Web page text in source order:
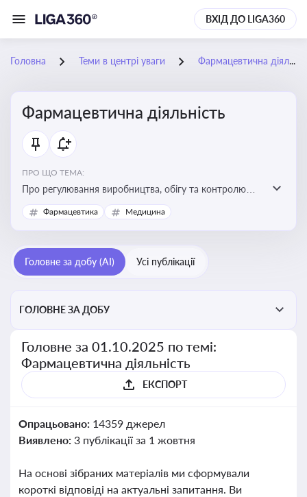
ВХІД ДО LIGA360
Головна Теми в центрі уваги Фармацевтична діяльність
Фармацевтична діяльність
ПРО ЩО ТЕМА:
Про регулювання виробництва, обігу та контролю
лікарських засобів для легальної роботи компаній та
аптек, з дотриманням стандартів якості та безпеки
Фармацевтика Медицина
Головне за добу (AI) Усі публікації
ГОЛОВНЕ ЗА ДОБУ
Головне за 01.10.2025 по темі:
Фармацевтична діяльність
ЕКСПОРТ
Опрацьовано: 14359 джерел
Виявлено: 3 публікації за 1 жовтня
На основі зібраних матеріалів ми сформували
короткі відповіді на актуальні запитання. Ви